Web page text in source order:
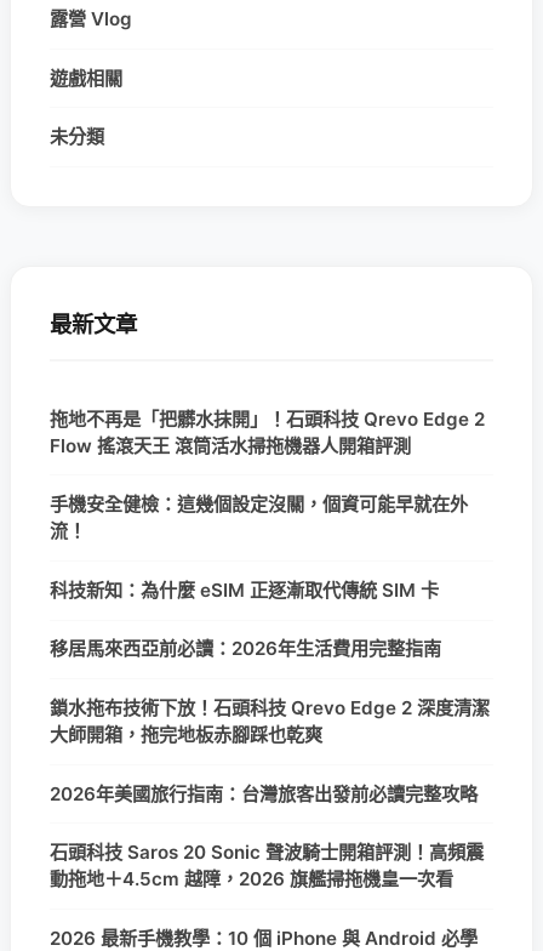
露營 Vlog
遊戲相關
未分類
最新文章
拖地不再是「把髒水抹開」！石頭科技 Qrevo Edge 2
Flow 搖滾天王 滾筒活水掃拖機器人開箱評測
手機安全健檢：這幾個設定沒關，個資可能早就在外
流！
科技新知：為什麼 eSIM 正逐漸取代傳統 SIM 卡
移居馬來西亞前必讀：2026年生活費用完整指南
鎖水拖布技術下放！石頭科技 Qrevo Edge 2 深度清潔
大師開箱，拖完地板赤腳踩也乾爽
2026年美國旅行指南：台灣旅客出發前必讀完整攻略
石頭科技 Saros 20 Sonic 聲波騎士開箱評測！高頻震
動拖地＋4.5cm 越障，2026 旗艦掃拖機皇一次看
2026 最新手機教學：10 個 iPhone 與 Android 必學